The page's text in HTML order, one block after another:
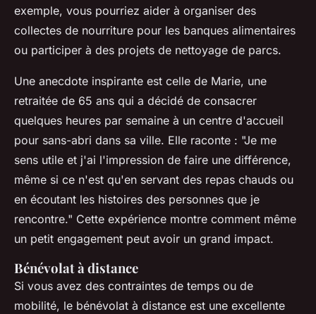
exemple, vous pourriez aider à organiser des
collectes de nourriture pour les banques alimentaires
ou participer à des projets de nettoyage de parcs.
Une anecdote inspirante est celle de Marie, une
retraitée de 65 ans qui a décidé de consacrer
quelques heures par semaine à un centre d'accueil
pour sans-abri dans sa ville. Elle raconte : "Je me
sens utile et j'ai l'impression de faire une différence,
même si ce n'est qu'en servant des repas chauds ou
en écoutant les histoires des personnes que je
rencontre." Cette expérience montre comment même
un petit engagement peut avoir un grand impact.
Bénévolat à distance
Si vous avez des contraintes de temps ou de
mobilité, le bénévolat à distance est une excellente